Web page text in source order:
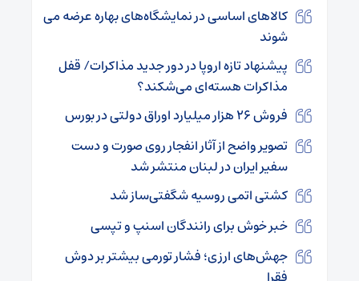
کالاهای اساسی در نمایشگاه‌های بهاره عرضه می
شوند
پیشنهاد تازه اروپا در دور جدید مذاکرات/ قفل
مذاکرات هسته‌ای می‌شکند؟
فروش ۲۶ هزار میلیارد اوراق دولتی در بورس
تصویر واضح از آثار انفجار روی صورت و دست
سفیر ایران در لبنان منتشر شد
کشتی اتمی روسیه شگفتی‌ساز شد
خبر خوش برای رانندگان اسنپ و تپسی
جهش‌های ارزی؛ فشار تورمی بیشتر بر دوش